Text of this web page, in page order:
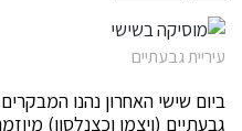
עיריית גבעתיים
ביום שישי האחרון נהנו
גבעתיים (ויצמן וכצנלסון)